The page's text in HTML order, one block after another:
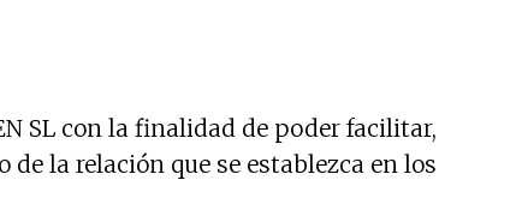
SL con la finalidad de poder facilitar,
la relación que se establezca en los